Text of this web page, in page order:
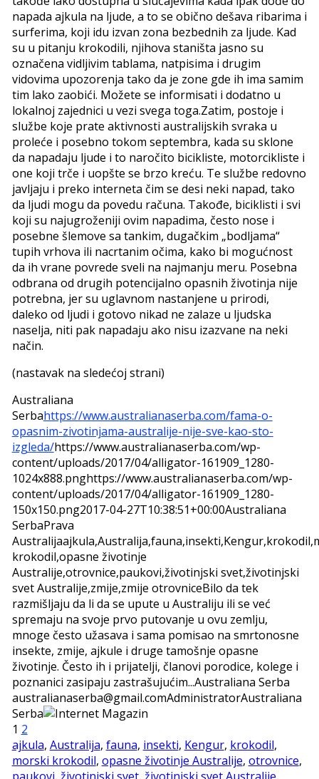
napada ajkula na ljude, a to se obično dešava ribarima i
surferima, koji idu izvan zona bezbednih za ljude. Kad
su u pitanju krokodili, njihova staništa jasno su
označena vidljivim tablama, natpisima i drugim
vidovima upozorenja tako da je zone gde ih ima samim
tim lako zaobići. Možete se informisati i dodatno u
lokalnoj zajednici u vezi svega toga.Zatim, postoje i
službe koje prate aktivnosti australijskih svraka u
proleće i posebno tokom septembra, kada su sklone
da napadaju ljude i to naročito bicikliste, motorcikliste i
one koji trče i uopšte se brzo kreću. Te službe redovno
javljaju i preko interneta čim se desi neki napad, tako
da ljudi mogu da povedu računa. Takođe, biciklisti i svi
koji su najugroženiji ovim napadima, često nose i
posebne šlemove sa tankim, dugačkim „bodljama“
tupih vrhova ili nacrtanim očima, kako bi mogućnost
da ih vrane povrede sveli na najmanju meru. Posebna
odbrana od drugih potencijalno opasnih životinja nije
potrebna, jer su uglavnom nastanjene u prirodi,
daleko od ljudi i gotovo nikad ne zalaze u ljudska
naselja, niti pak napadaju ako nisu izazvane na neki
način.
(nastavak na sledećoj strani)
Australiana
Serbahttps://www.australianaserba.com/fama-o-
opasnim-zivotinjama-australije-nije-sve-kao-sto-
izgleda/https://www.australianaserba.com/wp-
content/uploads/2017/04/alligator-161909_1280-
1024x888.pnghttps://www.australianaserba.com/wp-
content/uploads/2017/04/alligator-161909_1280-
150x150.png2017-04-27T10:38:51+00:00Australiana
SerbaPrava
Australija
krokodil,opasne životinje
Australije,otrovnice,paukovi,životinjski svet,životinjski
svet Australije,zmije,zmije otrovniceBilo da tek
razmišljaju da li da se upute u Australiju ili se već
spremaju na svoje prvo putovanje u ovu zemlju,
mnoge često užasava i sama pomisao na smrtonosne
insekte, zmije, ajkule i druge tamošnje opasne
životinje. Često ih i prijatelji, članovi porodice, kolege i
poznanici zasipaju zastrašujućim...Australiana Serba
australianaserba@gmail.comAdministratorAustraliana
Serba
1 2
ajkula, Australija, fauna, insekti, Kengur, krokodil,
morski krokodil, opasne životinje Australije, otrovnice,